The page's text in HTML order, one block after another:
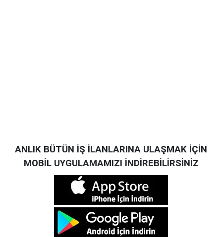
ANLIK BÜTÜN İŞ İLANLARINA ULAŞMAK İÇİN
MOBİL UYGULAMAMIZI İNDİREBİLİRSİNİZ